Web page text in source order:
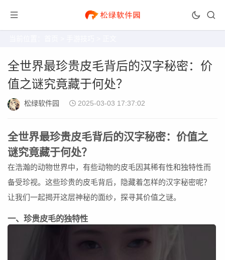
全世界最珍贵皮毛背后的汉字秘密：价
值之谜究竟藏于何处？
松绿软件园 2025-03-03 17:37:02
全世界最珍贵皮毛背后的汉字秘密：价值之
谜究竟藏于何处？
在浩瀚的动物世界中，有些动物的皮毛因其稀有性和独特性而
备受珍视。这些珍贵的皮毛背后，隐藏着怎样的汉字秘密呢？
让我们一起揭开这层神秘的面纱，探寻其价值之谜。
一、珍贵皮毛的独特性